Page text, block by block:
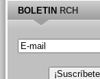
BOLETIN RCH